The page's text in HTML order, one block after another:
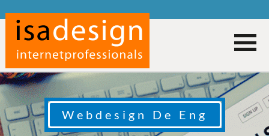
Webdesign De Eng